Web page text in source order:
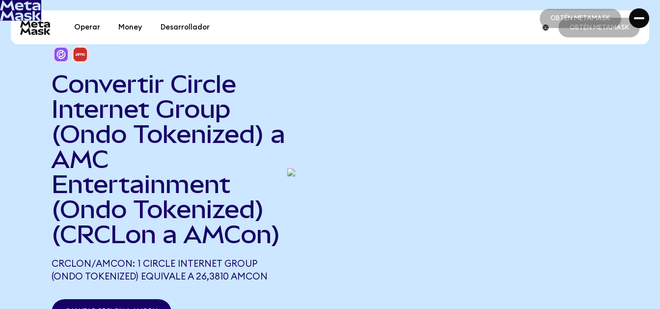
OBTÉN METAMASK
OBTÉN METAMASK
Operar Money Desarrollador OBTÉN METAMASK
Convertir Circle
Internet Group
(Ondo Tokenized) a
AMC
Entertainment
(Ondo Tokenized)
(CRCLon a AMCon)
CRCLON/AMCON: 1 CIRCLE INTERNET GROUP
(ONDO TOKENIZED) EQUIVALE A 26,3810 AMCON